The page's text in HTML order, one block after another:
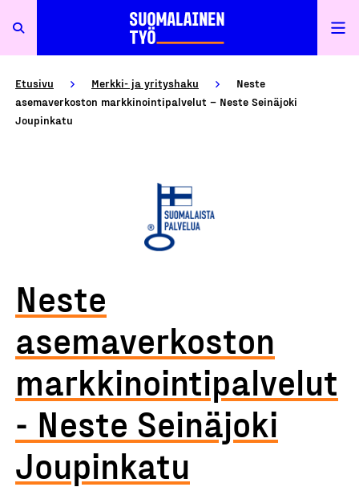
Etusivu Merkki- ja yrityshaku
Neste
asemaverkoston markkinointipalvelut – Neste Seinäjoki
Joupinkatu
Neste
asemaverkoston
markkinointipalvelut
- Neste Seinäjoki
Joupinkatu